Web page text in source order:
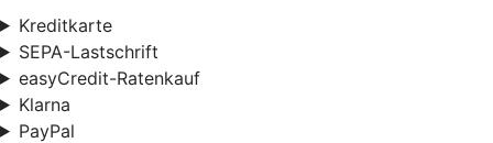
Kreditkarte
SEPA-Lastschrift
easyCredit-Ratenkauf
Klarna
PayPal